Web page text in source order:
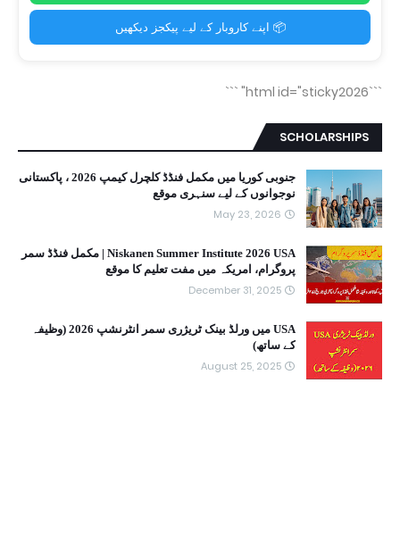
📦 اپنے کاروبار کے لیے پیکجز دیکھیں
```html id="sticky2026"
```
SCHOLARSHIPS
جنوبی کوریا میں مکمل فنڈڈ کلچرل کیمپ 2026 ، پاکستانی
نوجوانوں کے لیے سنہری موقع
May 23, 2026
Niskanen Summer Institute 2026 USA | مکمل فنڈڈ سمر
پروگرام، امریکہ میں مفت تعلیم کا موقع
December 31, 2025
USA میں ورلڈ بینک ٹریژری سمر انٹرنشپ 2026 (وظیفہ
کے ساتھ)
August 25, 2025